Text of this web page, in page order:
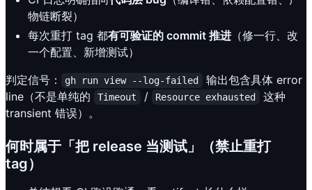
物链断裂）
每次重打 tag 都有可验证的 commit 推进 （修一行、改
一个配置、新增测试）
判定信号：
gh run view --log-failed
输出包含具体 error
line（不是单纯的
Timeout / Resource exhausted
这种
transient 错误）。
何时属于「把 release 当测试」（禁止重打
tag）